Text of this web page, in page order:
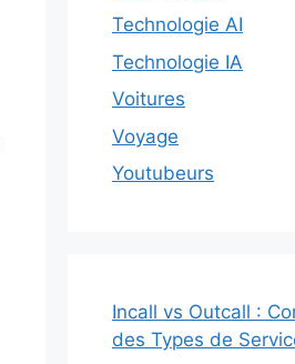
Technologie AI
Technologie IA
Voitures
Voyage
Youtubeurs
Incall vs Outcall :
des Types de